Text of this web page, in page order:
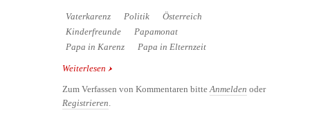
Vaterkarenz Politik
Österreich
Kinderfreunde
Papamonat
Papa in Karenz
Papa in Elternzeit
Weiterlesen über A: "Papa packt das": Imageaktion für mehr
Zum Verfassen von Kommentaren bitteAnmelden oder
Registrieren.